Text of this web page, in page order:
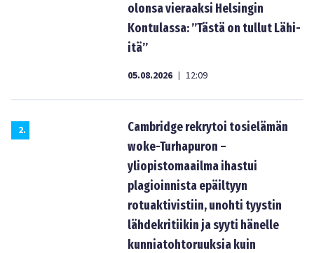
olonsa vieraaksi Helsingin
Kontulassa: ”Tästä on tullut Lähi-
itä”
05.08.2026 | 12:09
2.
Cambridge rekrytoi tosielämän
woke-Turhapuron –
yliopistomaailma ihastui
plagioinnista epäiltyyn
rotuaktivistiin, unohti tyystin
lähdekritiikin ja syyti hänelle
kunniatohtoruuksia kuin